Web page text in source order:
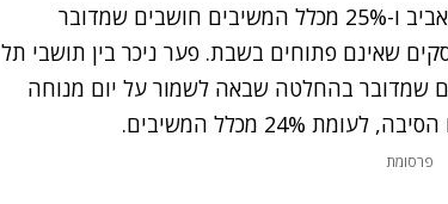
שהוביל את ההחלטה. רק 26% מתושבי תל אביב ו-25% מכלל המשיבים חושבים שמדובר
שאינם פתוחים בשבת. פער ניכר בין תושבי תל
שמדובר בהחלטה שבאה לשמור על יום מנוחה
פרסומת